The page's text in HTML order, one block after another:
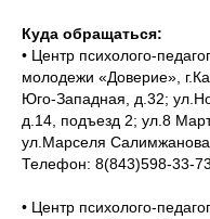
Куда обращаться:
• Центр психолого-
молодежи «Доверие»,
Юго-Западная, д.32;
д.14, подъезд 2; ул.8
ул.Марселя
Телефон: 8(843)598-33-
• Центр психолого-